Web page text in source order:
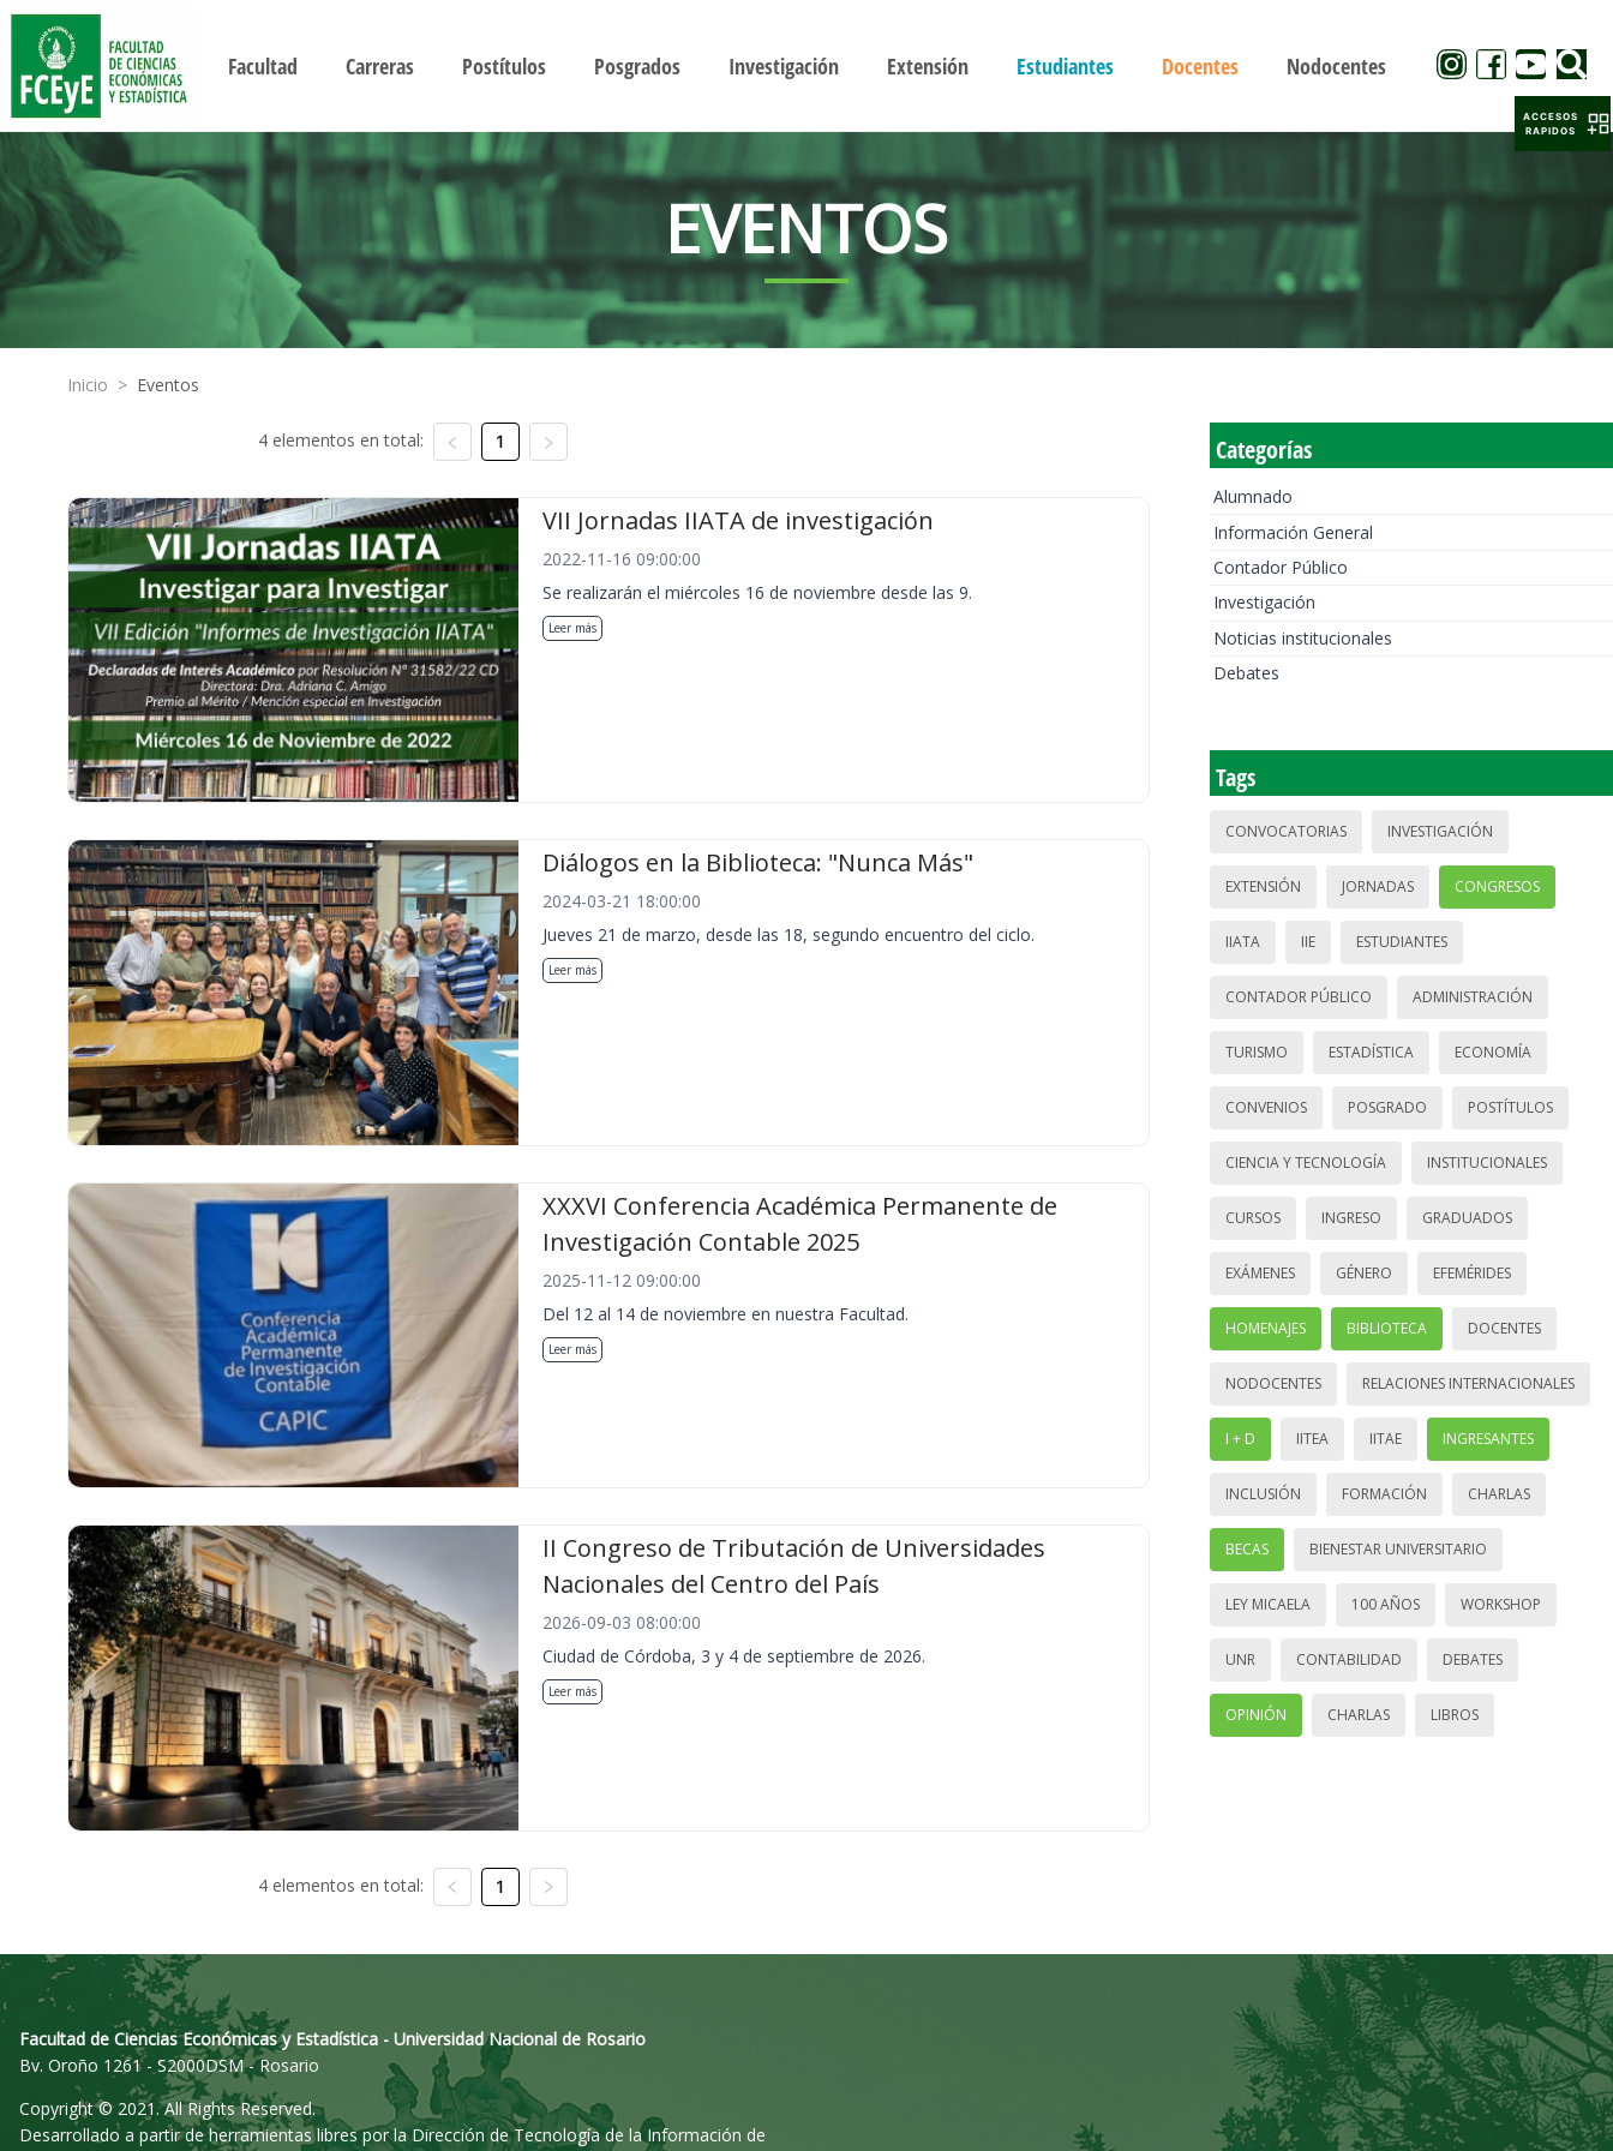
Facultad Carreras Postítulos Posgrados Investigación Extensión Estudiantes Docentes Nodocentes
EVENTOS
Inicio > Eventos
4 elementos en total: 1
VII Jornadas IIATA de investigación
2022-11-16 09:00:00
Se realizarán el miércoles 16 de noviembre desde las 9.
Leer más
Diálogos en la Biblioteca: "Nunca Más"
2024-03-21 18:00:00
Jueves 21 de marzo, desde las 18, segundo encuentro del ciclo.
Leer más
XXXVI Conferencia Académica Permanente de
Investigación Contable 2025
2025-11-12 09:00:00
Del 12 al 14 de noviembre en nuestra Facultad.
Leer más
II Congreso de Tributación de Universidades
Nacionales del Centro del País
2026-09-03 08:00:00
Ciudad de Córdoba, 3 y 4 de septiembre de 2026.
Leer más
4 elementos en total: 1
Categorías
Alumnado
Información General
Contador Público
Investigación
Noticias institucionales
Debates
Tags
CONVOCATORIAS INVESTIGACIÓN
EXTENSIÓN JORNADAS CONGRESOS
IIATA IIE ESTUDIANTES
CONTADOR PÚBLICO ADMINISTRACIÓN
TURISMO ESTADÍSTICA ECONOMÍA
CONVENIOS POSGRADO POSTÍTULOS
CIENCIA Y TECNOLOGÍA INSTITUCIONALES
CURSOS INGRESO GRADUADOS
EXÁMENES GÉNERO EFEMÉRIDES
HOMENAJES BIBLIOTECA DOCENTES
NODOCENTES RELACIONES INTERNACIONALES
I + D IITEA IITAE INGRESANTES
INCLUSIÓN FORMACIÓN CHARLAS
BECAS BIENESTAR UNIVERSITARIO
LEY MICAELA 100 AÑOS WORKSHOP
UNR CONTABILIDAD DEBATES
OPINIÓN CHARLAS LIBROS
Facultad de Ciencias Económicas y Estadística - Universidad Nacional de Rosario
Bv. Oroño 1261 - S2000DSM - Rosario
Copyright © 2021. All Rights Reserved.
Desarrollado a partir de herramientas libres por la Dirección de Tecnología de la Información de
ACCESOS
RAPIDOS